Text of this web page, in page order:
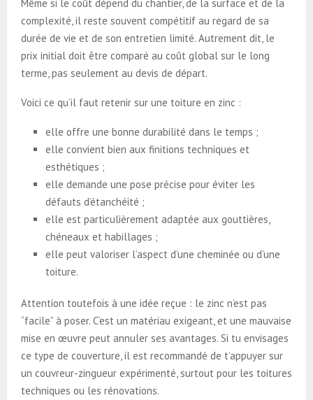
Même si le coût dépend du chantier, de la surface et de la
complexité, il reste souvent compétitif au regard de sa
durée de vie et de son entretien limité. Autrement dit, le
prix initial doit être comparé au coût global sur le long
terme, pas seulement au devis de départ.
Voici ce qu’il faut retenir sur une toiture en zinc :
elle offre une bonne durabilité dans le temps ;
elle convient bien aux finitions techniques et
esthétiques ;
elle demande une pose précise pour éviter les
défauts d’étanchéité ;
elle est particulièrement adaptée aux gouttières,
chéneaux et habillages ;
elle peut valoriser l’aspect d’une cheminée ou d’une
toiture.
Attention toutefois à une idée reçue : le zinc n’est pas
“facile” à poser. C’est un matériau exigeant, et une mauvaise
mise en œuvre peut annuler ses avantages. Si tu envisages
ce type de couverture, il est recommandé de t’appuyer sur
un couvreur-zingueur expérimenté, surtout pour les toitures
techniques ou les rénovations.